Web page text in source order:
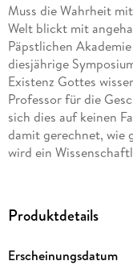
Muss die Wahrheit
Welt blickt mit
Päpstlichen
diesjährige
Existenz Gottes
Professor für die
sich dies auf keinen
damit gerechnet, wie
wird ein
Sache nach. Haben
tatsächlich den Zorn
Produktdetails
Erscheinungsdatum